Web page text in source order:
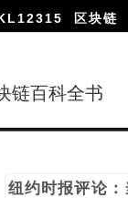
区块链
链百科全书
纽约时报评论：